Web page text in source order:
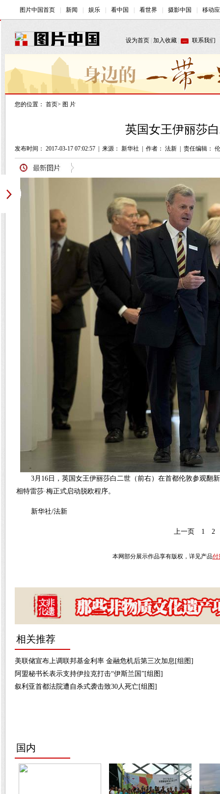
您的位置： 首页> 图 片
英国女王伊丽莎
发布时间： 2017-03-17 07:02:57 来源： 新华社 作者： 法新 责任编辑：
3月16日，英国女王伊丽莎白二世（前右）在首都伦敦参观翻
相特雷莎·梅正式启动脱欧程序。
新华社/法新
上一页 1 2
本网部分展示作品享有版权，详见产品付
相关推荐
美联储宣布上调联邦基金利率 金融危机后第三次加息[组图]
阿盟秘书长表示支持伊拉克打击“伊斯兰国”[组图]
叙利亚首都法院遭自杀式袭击致30人死亡[组图]